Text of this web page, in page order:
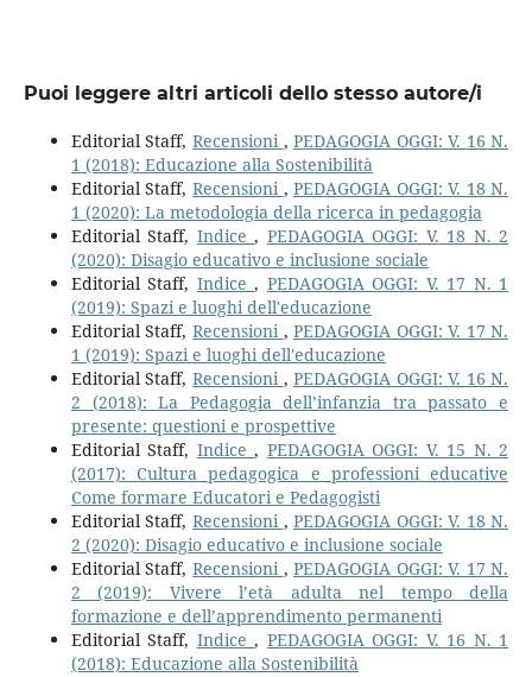
Puoi leggere altri articoli dello stesso autore/i
Editorial Staff, Recensioni ,PEDAGOGIA OGGI: V. 16 N.
1 (2018): Educazione alla Sostenibilità
Editorial Staff, Recensioni ,PEDAGOGIA OGGI: V. 18 N.
1 (2020): La metodologia della ricerca in pedagogia
Editorial Staff, Indice, PEDAGOGIA OGGI: V. 18 N. 2
(2020): Disagio educativo e inclusione sociale
Editorial Staff, Indice, PEDAGOGIA OGGI: V. 17 N. 1
(2019): Spazi e luoghi dell'educazione
Editorial Staff, Recensioni ,PEDAGOGIA OGGI: V. 17 N.
1 (2019): Spazi e luoghi dell'educazione
Editorial Staff, Recensioni ,PEDAGOGIA OGGI: V. 16 N.
2 (2018): La Pedagogia dell’infanzia tra passato e
presente: questioni e prospettive
Editorial Staff, Indice, PEDAGOGIA OGGI: V. 15 N. 2
(2017): Cultura pedagogica e professioni educative
Come formare Educatori e Pedagogisti
Editorial Staff, Recensioni ,PEDAGOGIA OGGI: V. 18 N.
2 (2020): Disagio educativo e inclusione sociale
Editorial Staff, Recensioni ,PEDAGOGIA OGGI: V. 17 N.
2 (2019): Vivere l’età adulta nel tempo della
formazione e dell’apprendimento permanenti
Editorial Staff, Indice, PEDAGOGIA OGGI: V. 16 N. 1
(2018): Educazione alla Sostenibilità